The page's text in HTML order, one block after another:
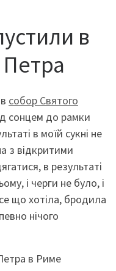
в
собор Святого
сонцем до рамки
в моїй сукні не
з відкритими
в результаті
і черги не було, і
що хотіла, бродила
нічого